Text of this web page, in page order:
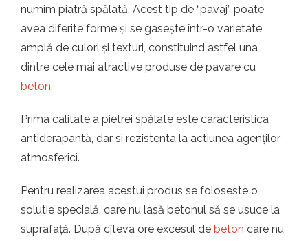
numim piatră spălată. Acest tip de “pavaj” poate
avea diferite forme și se gasește într-o varietate
amplă de culori și texturi, constituind astfel una
dintre cele mai atractive produse de pavare cu
beton.
Prima calitate a pietrei spălate este caracteristica
antiderapantă, dar si rezistenta la actiunea agenților
atmosferici.
Pentru realizarea acestui produs se foloseste o
solutie specială, care nu lasă betonul să se usuce la
suprafață. După cîteva ore excesul de beton care nu